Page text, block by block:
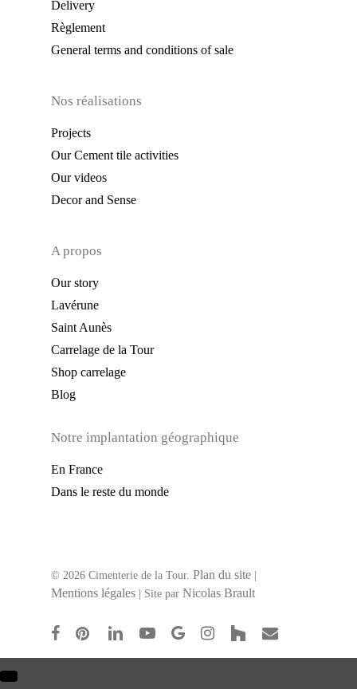
Delivery
Règlement
General terms and conditions of sale
Nos réalisations
Projects
Our Cement tile activities
Our videos
Decor and Sense
A propos
Our story
Lavérune
Saint Aunès
Carrelage de la Tour
Shop carrelage
Blog
Notre implantation géographique
En France
Dans le reste du monde
© 2026 Cimenterie de la Tour. Plan du site
Mentions légales | Site par Nicolas Brault
facebookpinterestlinkedinyoutubegoogle-instagram
houzz email